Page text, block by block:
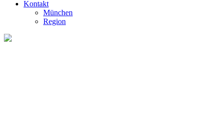
Kontakt
München
Region